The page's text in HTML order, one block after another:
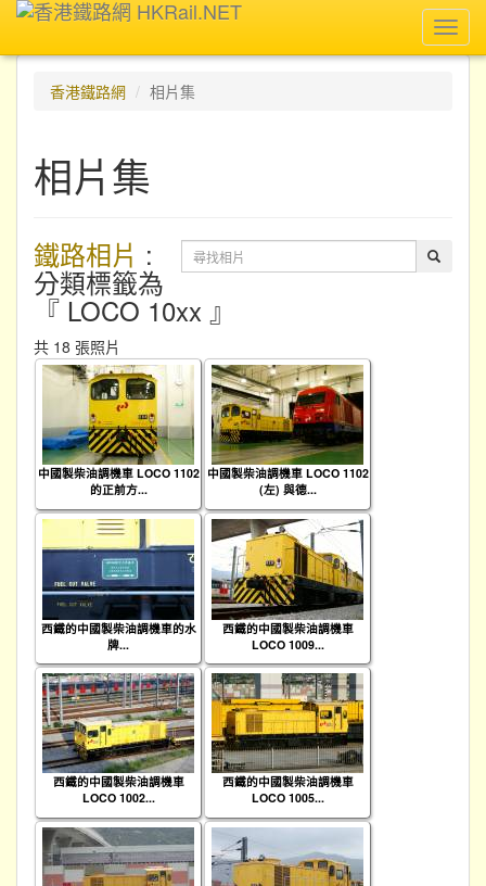
香港鐵路網
相片集
相片集
鐵路相片 :
分類標籤為
『 LOCO 10xx 』
共 18 張照片
中國製柴油調機車 LOCO 1102
的正前方...
中國製柴油調機車 LOCO 1102
(左) 與德...
西鐵的中國製柴油調機車的水
牌...
西鐵的中國製柴油調機車
LOCO 1009...
西鐵的中國製柴油調機車
LOCO 1002...
西鐵的中國製柴油調機車
LOCO 1005...